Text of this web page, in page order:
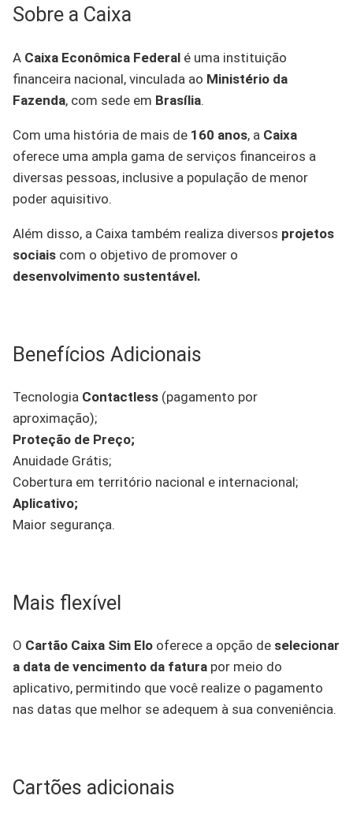
Sobre a Caixa
A Caixa Econômica Federal é uma instituição
financeira nacional, vinculada ao Ministério da
Fazenda, com sede em Brasília.
Com uma história de mais de 160 anos, a Caixa
oferece uma ampla gama de serviços financeiros a
diversas pessoas, inclusive a população de menor
poder aquisitivo.
Além disso, a Caixa também realiza diversos projetos
sociais com o objetivo de promover o
desenvolvimento sustentável.
Benefícios Adicionais
Tecnologia Contactless (pagamento por
aproximação);
Proteção de Preço;
Anuidade Grátis;
Cobertura em território nacional e internacional;
Aplicativo;
Maior segurança.
Mais flexível
O Cartão Caixa Sim Elo oferece a opção de selecionar
a data de vencimento da fatura por meio do
aplicativo, permitindo que você realize o pagamento
nas datas que melhor se adequem à sua conveniência.
Cartões adicionais